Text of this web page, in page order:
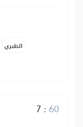
الطبري
7 :60